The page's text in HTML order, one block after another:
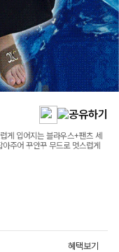
게 입어지는 블라우스+팬츠 세
주어 꾸안꾸 무드로 멋스럽게
혜택보기